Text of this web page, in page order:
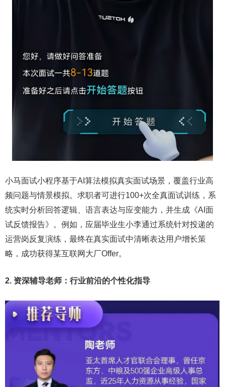
小马面试小程序基于AI算法模拟真实面试场景，覆盖行业高
频问题与情景模拟。求职者可进行100+次全真面试训练，系
统实时分析回答逻辑、语言表达与应变能力，并生成《AI面
试反馈报告》。例如，应届毕业生小李通过系统针对投递的
运营岗反复演练，最终在真实面试中清晰表达用户增长策
略，成功获得某互联网大厂Offer。
2. 资深辅导老师：行业前沿的个性化指导